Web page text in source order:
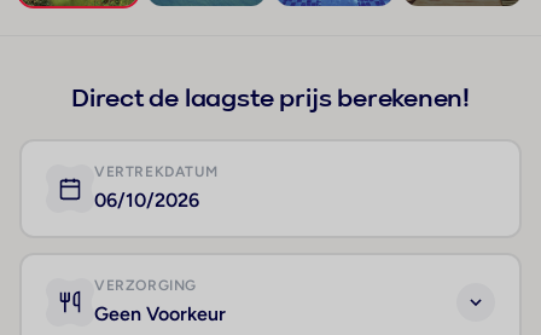
Direct de laagste prijs berekenen!
VERTREKDATUM
06/10/2026
VERZORGING
Geen Voorkeur